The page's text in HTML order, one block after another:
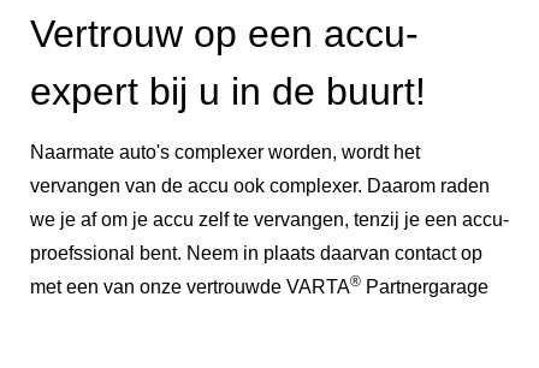
Vertrouw op een accu-
expert bij u in de buurt!
Naarmate auto's complexer worden, wordt het
vervangen van de accu ook complexer. Daarom raden
we je af om je accu zelf te vervangen, tenzij je een accu-
proefssional bent. Neem in plaats daarvan contact op
met een van onze vertrouwde VARTA® Partnergarage